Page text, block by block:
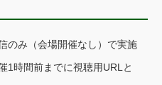
のみ（会場開催なし）で実施
1時間前までに視聴用URLと